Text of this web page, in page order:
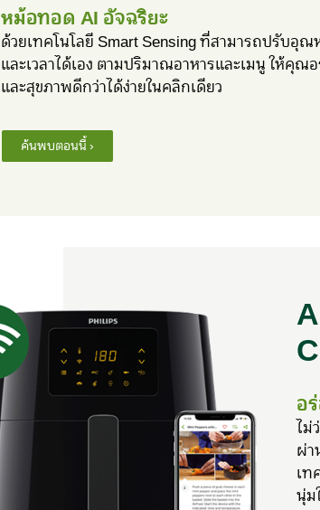
หม้อทอด AI อัจฉริยะ
ด้วยเทคโนโลยี Smart Sensing ที่สามารถปรับอุ
และเวลาได้เอง ตามปริมาณอาหารและเมนู ให้คุณ
และสุขภาพดีกว่าได้ง่ายในคลิกเดียว
ค้นพบตอนนี้ ›
อ
ไม่
ผ่า
เท
นุ่ม